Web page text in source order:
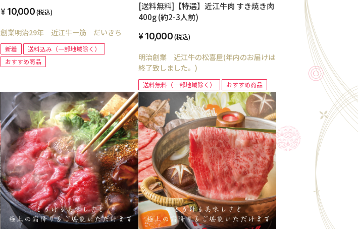
10,000(税込)
創業明治29年 近江牛一筋 だいきち
新着
送料込み（一部地域除く）
おすすめ商品
[送料無料]【特選】近江牛肉 すき焼き肉
400g (約2-3人前)
10,000(税込)
明治創業 近江牛の松喜屋(年内のお届けは
終了致しました。)
送料無料（一部地域除く） おすすめ商品